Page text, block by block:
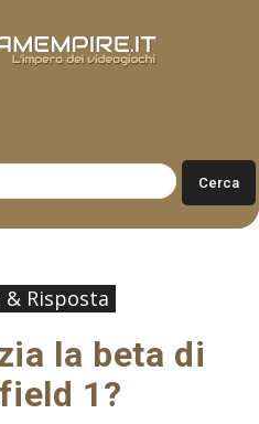
& Risposta
la beta di
1?